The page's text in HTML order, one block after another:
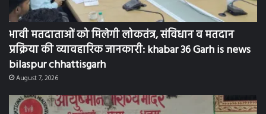
भावी मतदाताओं को मिलेगी लोकतंत्र, संविधान व मतदान
प्रक्रिया की व्यावहारिक जानकारी: khabar 36 Garh is news
bilaspur chhattisgarh
August 7, 2026